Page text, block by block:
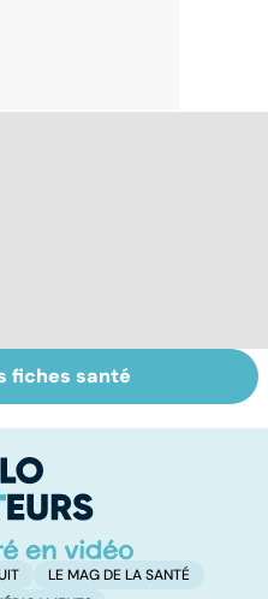
Conjonctivite,
kératite, uvéite :
yeux !
fiches santé
LE MAG DE LA SANTÉ